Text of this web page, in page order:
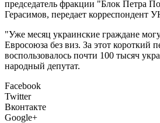
председатель фракции "Блок Петра
Герасимов, передает корреспондент
"Уже месяц украинские граждане
Евросоюза без виз. За этот короткий
воспользовалось почти 100 тысяч
народный депутат.
Facebook
Twitter
Вконтакте
Google+